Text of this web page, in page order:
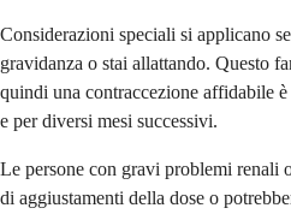
Considerazioni speciali si applicano
gravidanza o stai allattando. Questo
quindi una contraccezione affidabile
e per diversi mesi successivi.
Le persone con gravi problemi renali
di aggiustamenti della dose o